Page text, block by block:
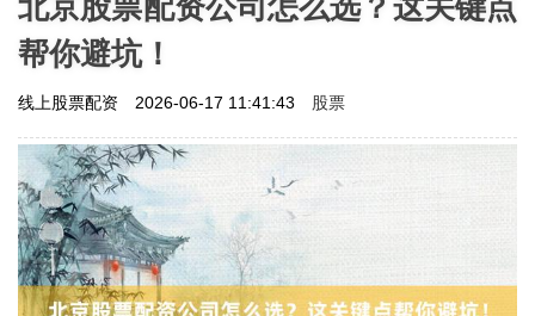
北京股票配资公司怎么选？这关键点
帮你避坑！
线上股票配资 2026-06-17 11:41:43 股票